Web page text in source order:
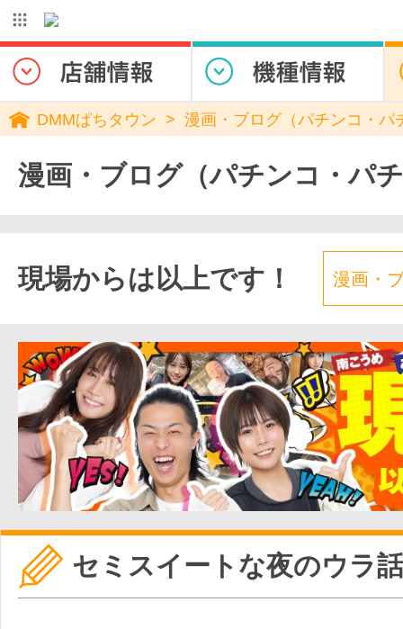
DMMぱちタウン 漫画・ブログ（パチンコ・パ
漫画・ブログ（パチンコ・パ
現場からは以上です！ 漫画・
セミスイートな夜のウラ話